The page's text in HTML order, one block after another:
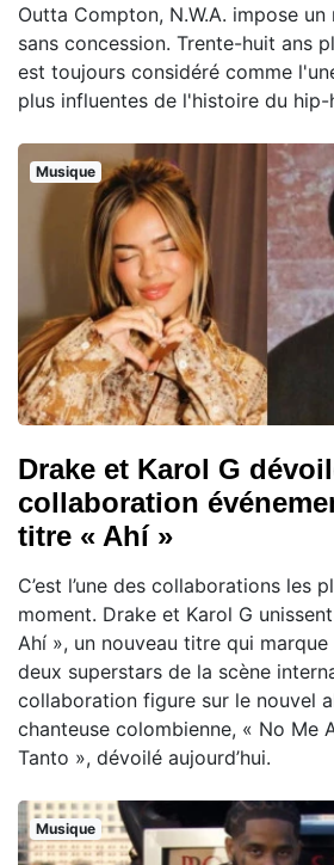
Outta Compton, N.W.A. impose
sans concession. Trente-huit ans
est toujours considéré comme
plus influentes de l'histoire du hip-
Musique
Drake et Karol G
collaboration
titre « Ahí »
C’est l’une des collaborations les
moment. Drake et Karol G
Ahí », un nouveau titre qui
deux superstars de la scène
collaboration figure sur le nouvel
chanteuse colombienne, « No Me
Tanto », dévoilé aujourd’hui.
Musique